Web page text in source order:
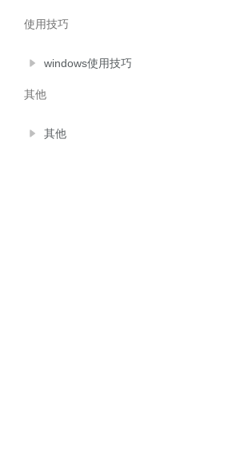
使用技巧
windows使用技巧
其他
其他